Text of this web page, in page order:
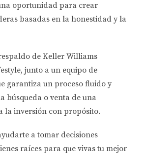
información valiosa
de las Leyes Fiscales
son un aspecto crucial que muchos
por alto. No entender cómo
en Florida puede llevar a
al momento de declarar
propiedades.
la propiedad: Familiarízate
impositivas locales y estatales.
ganancias de capital: Conoce
oportunidad para crear
basadas en la honestidad y la
de Keller Williams
, junto a un equipo de
garantiza un proceso fluido y
búsqueda o venta de una
la inversión con propósito.
a tomar decisiones
raíces para que vivas tu mejor